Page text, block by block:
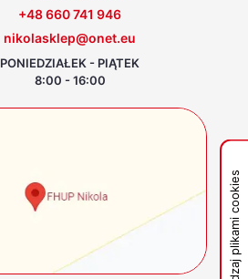
+48 660 741 946
nikolasklep@onet.eu
PONIEDZIAŁEK - PIĄTEK
8:00 - 16:00
Zarządzaj plikami cookies